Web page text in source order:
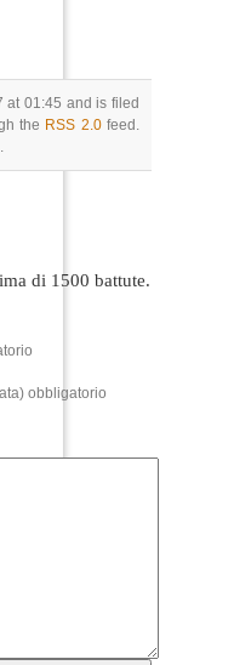
at 01:45 and is filed
the RSS 2.0feed.
di 1500 battute.
obbligatorio